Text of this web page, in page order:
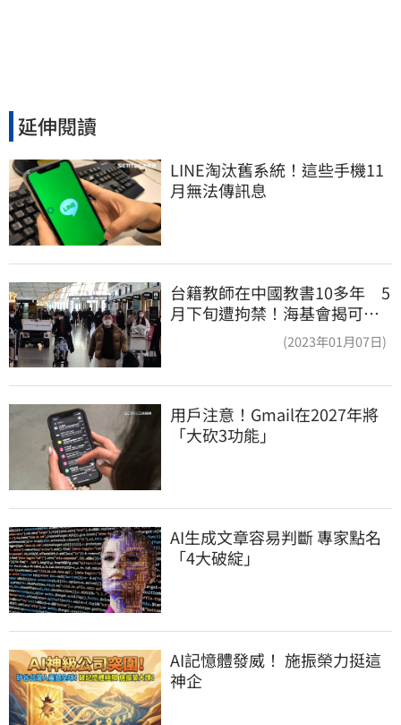
延伸閱讀
LINE淘汰舊系統！這些手機11
月無法傳訊息
台籍教師在中國教書10多年 5
月下旬遭拘禁！海基會揭可能
(2023年01月07日)
用戶注意！Gmail在2027年將
「大砍3功能」
AI生成文章容易判斷 專家點名
「4大破綻」
AI記憶體發威！ 施振榮力挺這
神企